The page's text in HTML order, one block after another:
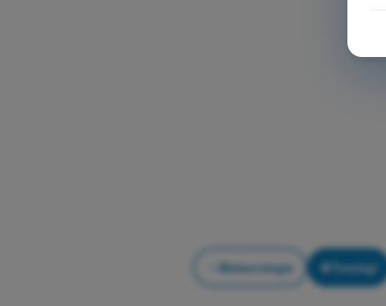
Meteorologia Trening!